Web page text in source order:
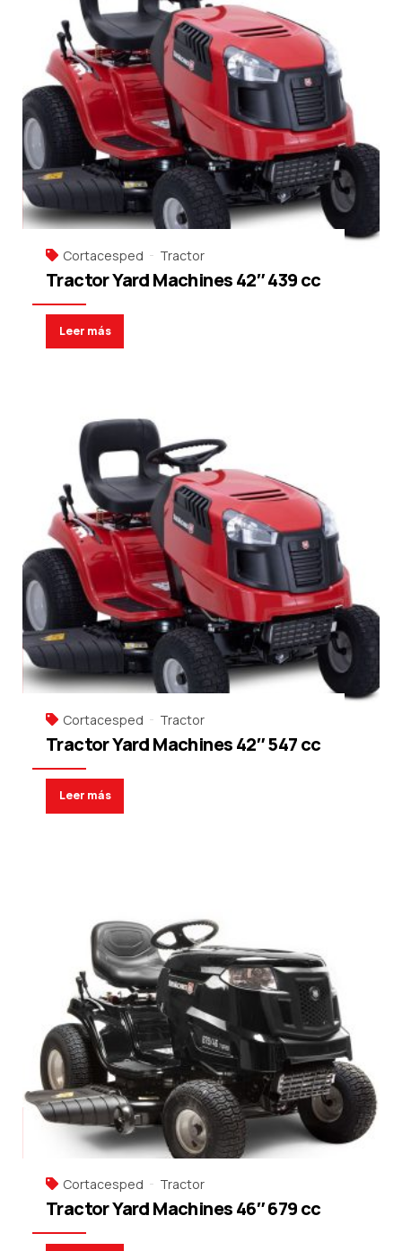
Cortacesped Tractor
Tractor Yard Machines 42″ 439 cc
Leer más
Cortacesped Tractor
Tractor Yard Machines 42″ 547 cc
Leer más
Cortacesped Tractor
Tractor Yard Machines 46″ 679 cc